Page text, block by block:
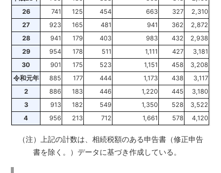
26
741 125 454 663 327
2,310
27
923 165 481 941 362
2,872
28
941 179 403 983 432
2,938
29
954 178 511 1,111 427
3,181
30
901 175 523 1,151 458
3,208
令和元年
885 177 444 1,173 438
3,117
2
886 183 446 1,220 445
3,180
3
913 182 549 1,350 528
3,522
4
956 213 712 1,661 578 4,120
（注）上記の計数は、相続税額のある申告書（修正申告
書を除く。）データに基づき作成している。